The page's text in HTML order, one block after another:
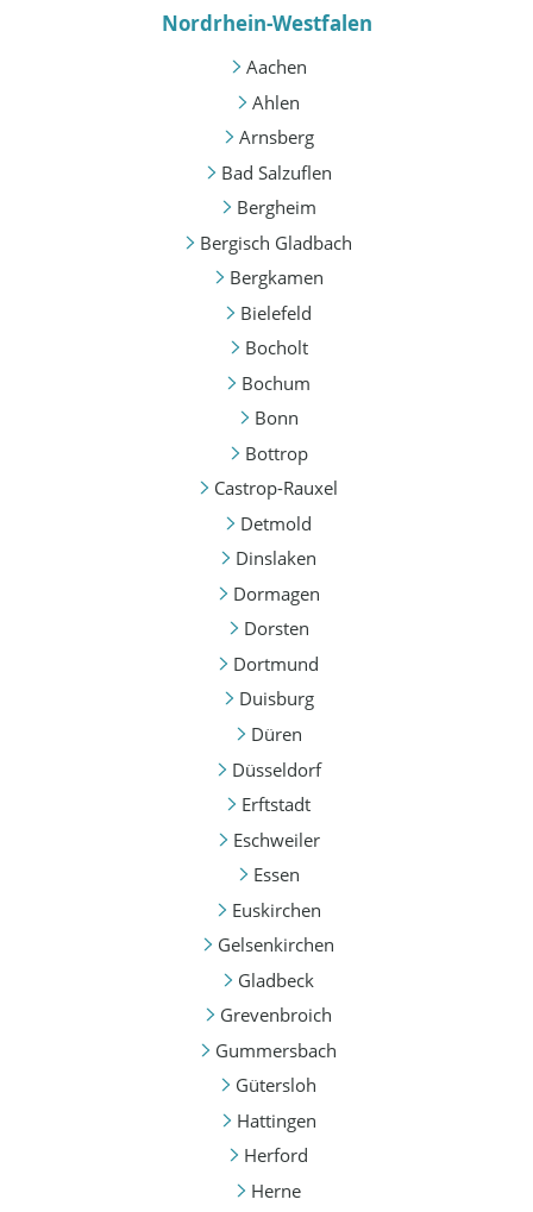
Nordrhein-Westfalen
Aachen
Ahlen
Arnsberg
Bad Salzuflen
Bergheim
Bergisch Gladbach
Bergkamen
Bielefeld
Bocholt
Bochum
Bonn
Bottrop
Castrop-Rauxel
Detmold
Dinslaken
Dormagen
Dorsten
Dortmund
Duisburg
Düren
Düsseldorf
Erftstadt
Eschweiler
Essen
Euskirchen
Gelsenkirchen
Gladbeck
Grevenbroich
Gummersbach
Gütersloh
Hattingen
Herford
Herne